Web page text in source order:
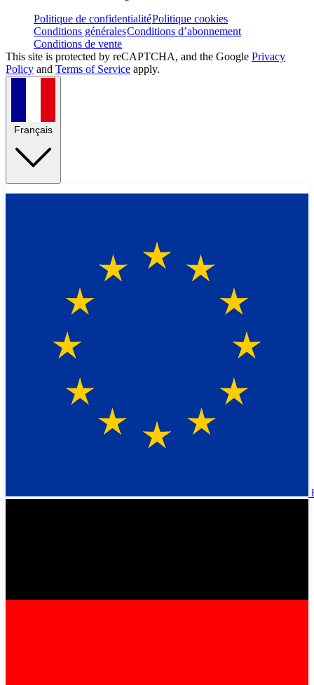
Politique de confidentialitéPolitique cookies
Conditions généralesConditions d’abonnement
Conditions de vente
This site is protected by reCAPTCHA, and the Google Privacy
Policy and Terms of Service apply.
Français